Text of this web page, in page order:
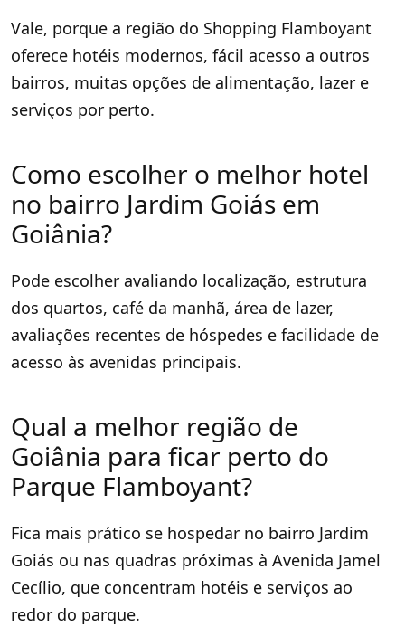
Vale, porque a região do Shopping Flamboyant
oferece hotéis modernos, fácil acesso a outros
bairros, muitas opções de alimentação, lazer e
serviços por perto.
Como escolher o melhor hotel
no bairro Jardim Goiás em
Goiânia?
Pode escolher avaliando localização, estrutura
dos quartos, café da manhã, área de lazer,
avaliações recentes de hóspedes e facilidade de
acesso às avenidas principais.
Qual a melhor região de
Goiânia para ficar perto do
Parque Flamboyant?
Fica mais prático se hospedar no bairro Jardim
Goiás ou nas quadras próximas à Avenida Jamel
Cecílio, que concentram hotéis e serviços ao
redor do parque.